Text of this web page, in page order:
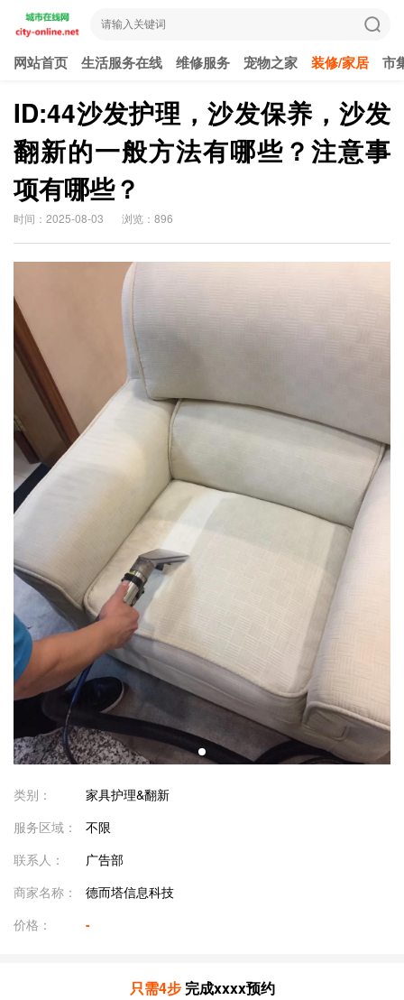
网站首页 生活服务在线 维修服务 宠物之家 装修/家居 市
ID:44沙发护理，沙发保养，沙发
翻新的一般方法有哪些？注意事
项有哪些？
时间：2025-08-03 浏览：896
类别：
家具护理&翻新
服务区域：
不限
联系人：
广告部
商家名称：
德而塔信息科技
价格：
-
只需4步 完成xxxx预约